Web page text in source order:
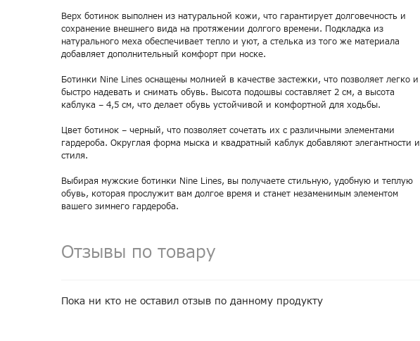
Верх ботинок выполнен из натуральной кожи, что гарантирует долговечность и
сохранение внешнего вида на протяжении долгого времени. Подкладка из
натурального меха обеспечивает тепло и уют, а стелька из того же материала
добавляет дополнительный комфорт при носке.
Ботинки Nine Lines оснащены молнией в качестве застежки, что позволяет легко и
быстро надевать и снимать обувь. Высота подошвы составляет 2 см, а высота
каблука – 4,5 см, что делает обувь устойчивой и комфортной для ходьбы.
Цвет ботинок – черный, что позволяет сочетать их с различными элементами
гардероба. Округлая форма мыска и квадратный каблук добавляют элегантности и
стиля.
Выбирая мужские ботинки Nine Lines, вы получаете стильную, удобную и теплую
обувь, которая прослужит вам долгое время и станет незаменимым элементом
вашего зимнего гардероба.
Отзывы по товару
Пока ни кто не оставил отзыв по данному продукту